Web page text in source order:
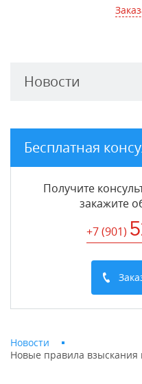
Новости
Бесплатная
Получите
закажите
+7 (901)
Новости
Новые правила